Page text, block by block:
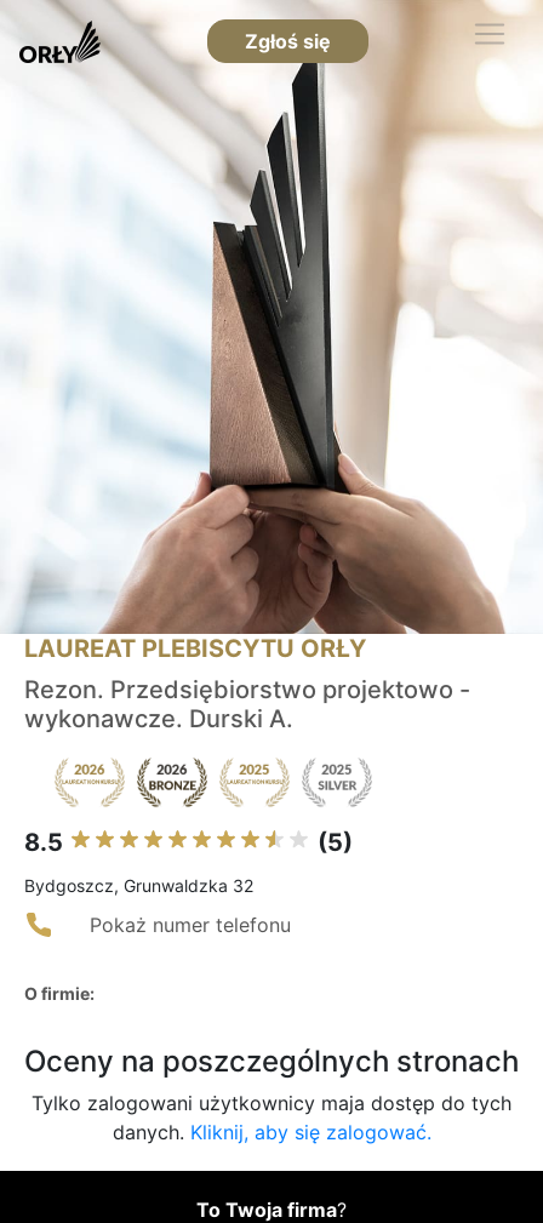
Zgłoś się
LAUREAT PLEBISCYTU ORŁY
Rezon. Przedsiębiorstwo projektowo -
wykonawcze. Durski A.
8.5 (5)
Bydgoszcz, Grunwaldzka 32
Pokaż numer telefonu
O firmie:
Oceny na poszczególnych stronach
Tylko zalogowani użytkownicy maja dostęp do tych
danych. Kliknij, aby się zalogować.
To Twoja firma?